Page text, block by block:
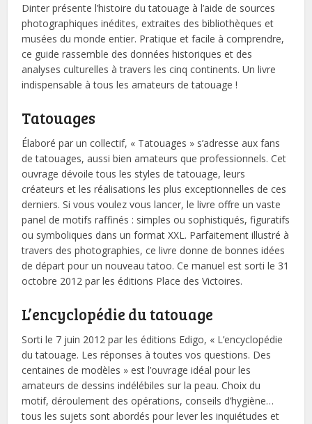
Dinter présente l’histoire du tatouage à l’aide de sources
photographiques inédites, extraites des bibliothèques et
musées du monde entier. Pratique et facile à comprendre,
ce guide rassemble des données historiques et des
analyses culturelles à travers les cinq continents. Un livre
indispensable à tous les amateurs de tatouage !
Tatouages
Élaboré par un collectif, « Tatouages » s’adresse aux fans
de tatouages, aussi bien amateurs que professionnels. Cet
ouvrage dévoile tous les styles de tatouage, leurs
créateurs et les réalisations les plus exceptionnelles de ces
derniers. Si vous voulez vous lancer, le livre offre un vaste
panel de motifs raffinés : simples ou sophistiqués, figuratifs
ou symboliques dans un format XXL. Parfaitement illustré à
travers des photographies, ce livre donne de bonnes idées
de départ pour un nouveau tatoo. Ce manuel est sorti le 31
octobre 2012 par les éditions Place des Victoires.
L’encyclopédie du tatouage
Sorti le 7 juin 2012 par les éditions Edigo, « L’encyclopédie
du tatouage. Les réponses à toutes vos questions. Des
centaines de modèles » est l’ouvrage idéal pour les
amateurs de dessins indélébiles sur la peau. Choix du
motif, déroulement des opérations, conseils d’hygiène…
tous les sujets sont abordés pour lever les inquiétudes et